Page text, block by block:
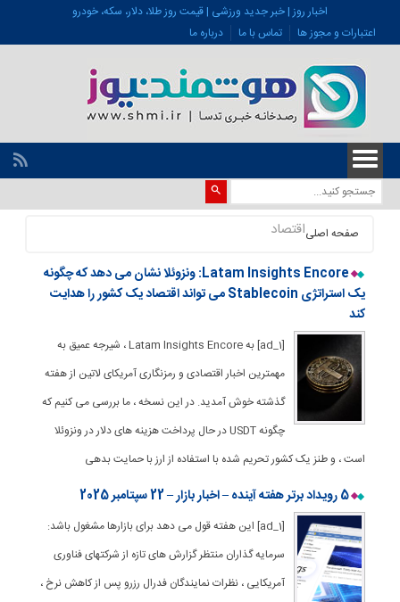
اخبار روز | خبر جدید ورزشی | قیمت روز طلا، دلار، سکه، خودرو
اعتبارات و مجوز ها
تماس با ما درباره ما
صفحه اصلیاقتصاد
Latam Insights Encore: ونزوئلا نشان می دهد که چگونه
یک استراتژی Stablecoin می تواند اقتصاد یک کشور را هدایت
کند
[ad_1] به Latam Insights Encore ، شیرجه عمیق به
مهمترین اخبار اقتصادی و رمزنگاری آمریکای لاتین از هفته
گذشته خوش آمدید. در این نسخه ، ما بررسی می کنیم که
چگونه USDT در حال پرداخت هزینه های دلار در ونزوئلا
است ، و طنز یک کشور تحریم شده با استفاده از ارز با حمایت بدهی
5 رویداد برتر هفته آینده – اخبار بازار – 22 سپتامبر 2025
[ad_1] این هفته قول می دهد برای بازارها مشغول باشد:
سرمایه گذاران منتظر گزارش های تازه از شرکتهای فناوری
آمریکایی ، نظرات نمایندگان فدرال رزرو پس از کاهش نرخ ،